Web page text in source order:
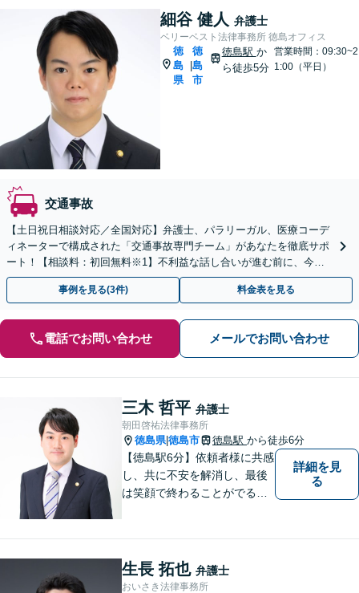
細谷 健人 弁護士
ベリーベスト法律事務所 徳島オフィス
徳
島
県
徳
島
市
徳島駅 か
ら徒歩5分
営業時間：09:30~2
1:00（平日）
交通事故
【土日祝日相談対応／全国対応】弁護士、パラリーガル、医療コーデ
ィネーターで構成された「交通事故専門チーム」があなたを徹底サポ
ート！【相談料：初回無料※1】不利益な話し合いが進む前に、今す
ぐ相談！
事例を見る(3件) 料金表を見る
電話でお問い合わせ メールでお問い合わせ
三木 哲平 弁護士
朝田啓祐法律事務所
徳島県|徳島市 徳島駅 から徒歩6分
【徳島駅6分】依頼者様に共感
し、共に不安を解消し、最後
は笑顔で終わることがでるよ
相談にのっています。 まずは
ご相談ください。
詳細を見
る
生長 拓也 弁護士
おいさき法律事務所